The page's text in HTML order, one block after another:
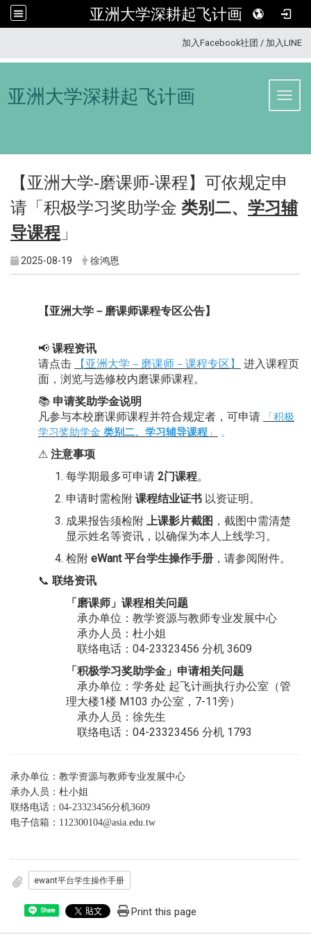
亚洲大学深耕起飞计画
加入Facebook社团 / 加入LINE
亚洲大学深耕起飞计画
【亚洲大学-磨课师-课程 】可依规定申
请「 积极学习奖助学金 类别二、 学习辅
导课程 」
2025-08-19 徐鸿恩
【亚洲大学－磨课师课程专区公告】
📢 课程资讯
请点击
【亚洲大学－磨课师－课程专区】
进入课程页
面，浏览与选修校内磨课师课程。
📚 申请奖助学金说明
凡参与本校磨课师课程并符合规定者，可申请 「 积极
学习奖助学金 类别二、 学习辅导课程 」 。
⚠ 注意事项
每学期最多可申请 2门课程。
申请时需检附 课程结业证书 以资证明。
成果报告须检附
上课影片截图 ，截图中需清楚
显示姓名等资讯，以确保为本人上线学习。
检附 eWant 平台学生操作手册 ，请参阅附件。
📞 联络资讯
「磨课师 」 课程相关问题
承办单位：教学资源与教师专业发展中心
承办人员：杜小姐
联络电话：04-23323456 分机 3609
「积极学习奖助学金」 申请相关问题
承办单位：学务处 起飞计画执行办公室（管
理大楼1楼 M103 办公室，7-11旁）
承办人员：徐先生
联络电话：04-23323456 分机 1793
承办单位：教学资源与教师专业发展中心
承办人员：杜小姐
联络电话：04-23323456分机3609
电子信箱： 112300104@asia.edu.tw
ewant平台学生操作手册
Share Print this page